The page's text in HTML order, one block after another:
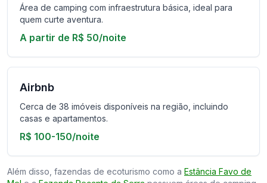
Área de camping com infraestrutura básica, ideal para
quem curte aventura.
A partir de R$ 50/noite
Airbnb
Cerca de 38 imóveis disponíveis na região, incluindo
casas e apartamentos.
R$ 100-150/noite
Além disso, fazendas de ecoturismo como a Estância Favo de